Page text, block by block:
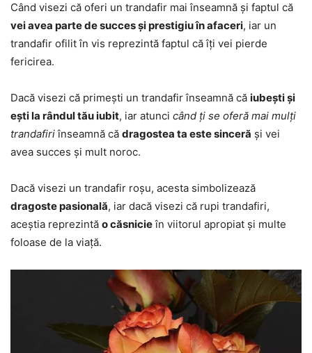
Când visezi că oferi un trandafir mai înseamnă și faptul că
vei avea parte de succes și prestigiu în afaceri, iar un
trandafir ofilit în vis reprezintă faptul că îți vei pierde
fericirea.
Dacă visezi că primești un trandafir înseamnă că iubești și
ești la rândul tău iubit, iar atunci când ți se oferă mai mulți
trandafiriînseamnă că dragostea ta este sinceră și vei
avea succes și mult noroc.
Dacă visezi un trandafir roșu, acesta simbolizează
dragoste pasională, iar dacă visezi că rupi trandafiri,
aceștia reprezintă o căsnicieîn viitorul apropiat și multe
foloase de la viață.